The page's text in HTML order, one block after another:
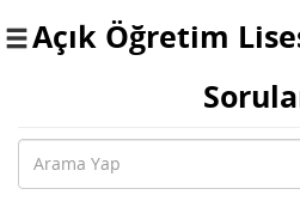
Toggle
Açık Öğretim